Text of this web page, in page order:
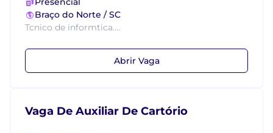
Braço do Norte / SC
Tcnico de informtica....
Abrir Vaga
Vaga De Auxiliar De Cartório